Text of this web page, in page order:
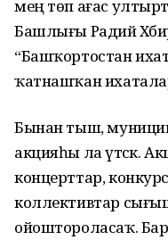
мең төп ағас
Башлығы Радий
“Башҡортостан
ҡатнашҡан
Бынан тыш,
акцияһы ла үтәсәк.
концерттар,
коллективтар
ойоштороласаҡ.